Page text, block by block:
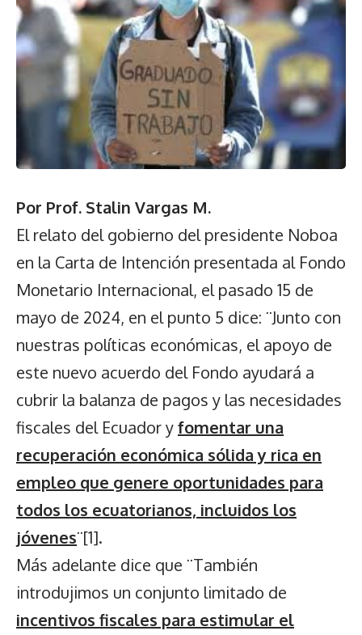
Por Prof. Stalin Vargas M.
El relato del gobierno del presidente Noboa
en la Carta de Intención presentada al Fondo
Monetario Internacional, el pasado 15 de
mayo de 2024, en el punto 5 dice: ¨Junto con
nuestras políticas económicas, el apoyo de
este nuevo acuerdo del Fondo ayudará a
cubrir la balanza de pagos y las necesidades
fiscales del Ecuador yfomentar una
recuperación económica sólida y rica en
empleo que genere oportunidades para
todos los ecuatorianos, incluidos los
jóvenes¨[1].
Más adelante dice que ¨También
introdujimos un conjunto limitado de
incentivos fiscales para estimular el